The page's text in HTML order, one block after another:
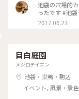
池袋の穴場的
ったです #池
2017.06.23
目白庭園
メジロテイエン
池袋・巣鴨・駒込
イベント, 風景・景色